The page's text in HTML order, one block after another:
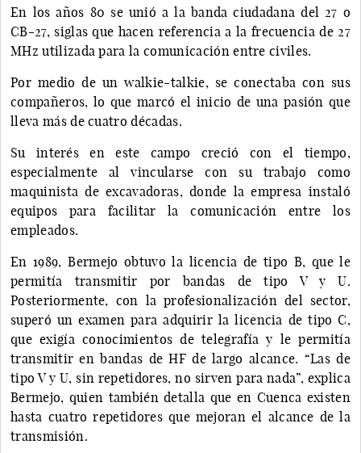
En los años 80 se unió a la banda ciudadana del 27 o
CB-27, siglas que hacen referencia a la frecuencia de 27
MHz utilizada para la comunicación entre civiles.
Por medio de un walkie-talkie, se conectaba con sus
compañeros, lo que marcó el inicio de una pasión que
lleva más de cuatro décadas.
Su interés en este campo creció con el tiempo,
especialmente al vincularse con su trabajo como
maquinista de excavadoras, donde la empresa instaló
equipos para facilitar la comunicación entre los
empleados.
En 1989, Bermejo obtuvo la licencia de tipo B, que le
permitía transmitir por bandas de tipo V y U.
Posteriormente, con la profesionalización del sector,
superó un examen para adquirir la licencia de tipo C,
que exigía conocimientos de telegrafía y le permitía
transmitir en bandas de HF de largo alcance. “Las de
tipo V y U, sin repetidores, no sirven para nada”, explica
Bermejo, quien también detalla que en Cuenca existen
hasta cuatro repetidores que mejoran el alcance de la
transmisión.